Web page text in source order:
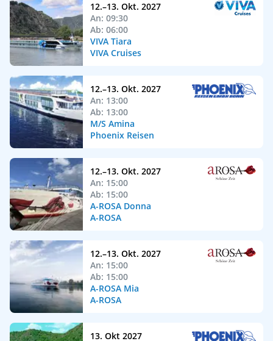
12.–13. Okt. 2027
An: 09:30
Ab: 06:00
VIVA Tiara
VIVA Cruises
12.–13. Okt. 2027
An: 13:00
Ab: 13:00
M/S Amina
Phoenix Reisen
12.–13. Okt. 2027
An: 15:00
Ab: 15:00
A-ROSA Donna
A-ROSA
12.–13. Okt. 2027
An: 15:00
Ab: 15:00
A-ROSA Mia
A-ROSA
13. Okt 2027